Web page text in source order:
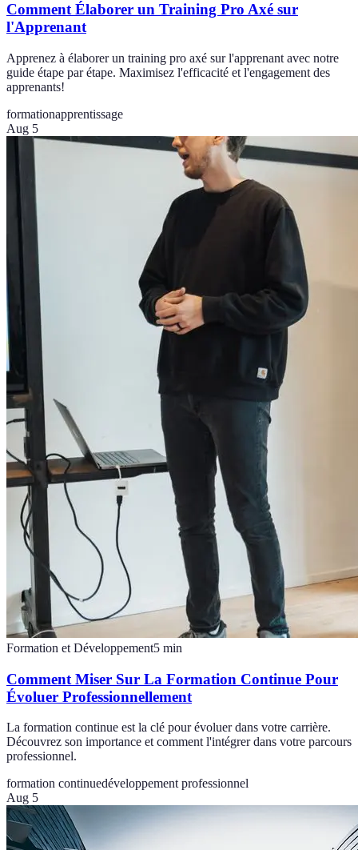
Comment Élaborer un Training Pro Axé sur
l'Apprenant
Apprenez à élaborer un training pro axé sur l'apprenant avec notre
guide étape par étape. Maximisez l'efficacité et l'engagement des
apprenants!
formationapprentissage
Aug 5
Formation et Développement5 min
Comment Miser Sur La Formation Continue Pour
Évoluer Professionnellement
La formation continue est la clé pour évoluer dans votre carrière.
Découvrez son importance et comment l'intégrer dans votre parcours
professionnel.
formation continuedéveloppement professionnel
Aug 5